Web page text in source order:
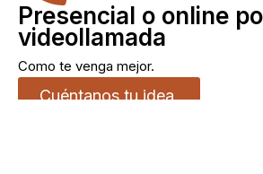
Presencial o online
videollamada
Como te venga mejor.
Cuéntanos tu idea.